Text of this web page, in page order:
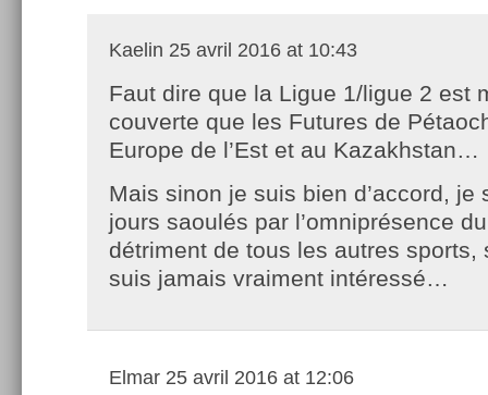
Kaelin 25 avril 2016 at 10:43
Faut dire que la Ligue 1/ligue 2 est
couverte que les Futures de
Europe de l’Est et au Kazakhstan…
Mais sinon je suis bien d’accord, je
jours saoulés par l’omniprésence
détriment de tous les autres sports,
suis jamais vraiment intéressé…
Elmar 25 avril 2016 at 12:06